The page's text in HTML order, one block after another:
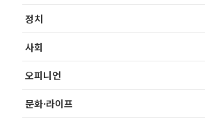
정치
사회
오피니언
문화·라이프